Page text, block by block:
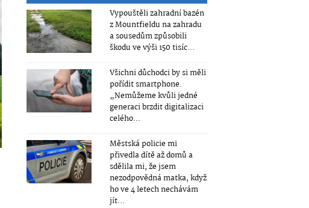
Vypouštěli zahradní bazén
z Mountfieldu na zahradu
a sousedům způsobili
škodu ve výši 150 tisíc...
Všichni důchodci by si měli
pořídit smartphone.
„Nemůžeme kvůli jedné
generaci brzdit digitalizaci
celého...
Městská policie mi
přivedla dítě až domů a
sdělila mi, že jsem
nezodpovědná matka, když
ho ve 4 letech nechávám
jít...